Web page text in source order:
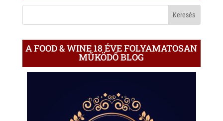
A FOOD & WINE 18 ÉVE FOLYAMATOSAN
MŰKÖDŐ BLOG